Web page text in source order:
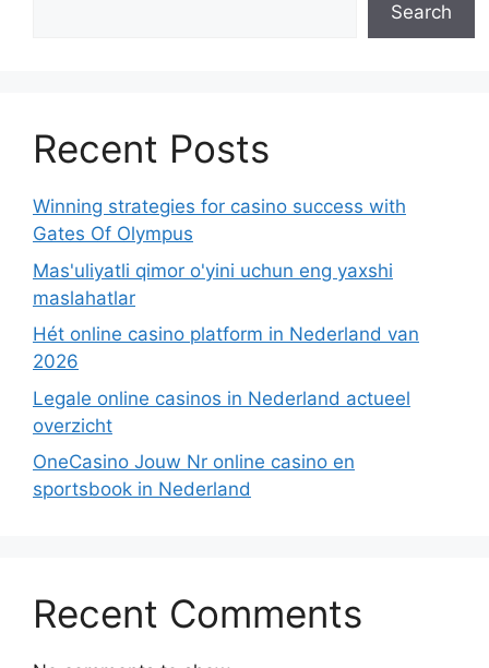
Search
Recent Posts
Winning strategies for casino success with
Gates Of Olympus
Mas'uliyatli qimor o'yini uchun eng yaxshi
maslahatlar
Hét online casino platform in Nederland van
2026
Legale online casinos in Nederland actueel
overzicht
OneCasino Jouw Nr online casino en
sportsbook in Nederland
Recent Comments